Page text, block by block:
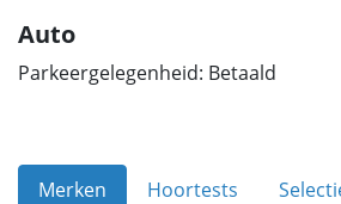
Auto
Parkeergelegenheid: Betaald
Merken Hoortests